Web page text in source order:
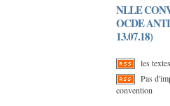
NLLE
OCDE
13.07.18)
les
Pas
convention